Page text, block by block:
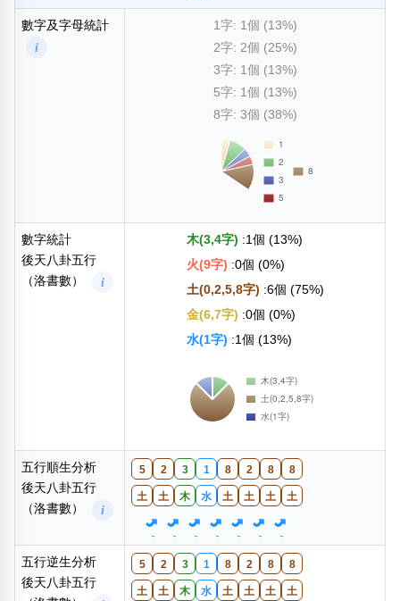
數字及字母統計
i
1字: 1個 (13%)
2字: 2個 (25%)
3字: 1個 (13%)
5字: 1個 (13%)
8字: 3個 (38%)
數字統計
後天八卦五行
（洛書數）
i
木(3,4字) :1個 (13%)
火(9字) :0個 (0%)
土(0,2,5,8字) :6個 (75%)
金(6,7字) :0個 (0%)
水(1字) :1個 (13%)
五行順生分析
後天八卦五行
（洛書數）
i
5 2 3 1 8 2 8 8
土 土 木 水 土 土 土 土
- - - - - - -
五行逆生分析
後天八卦五行
5 2 3 1 8 2 8 8
土 土 木 水 土 土 土 土